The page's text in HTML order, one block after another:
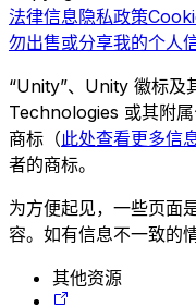
法律信息隐私政策
勿出售或分享我的个人
“Unity”、Unity 徽标
Technologies 或其附
商标（此处查看更多信
者的商标。
为方便起见，一些页面
容。如有信息不一致的
其他资源